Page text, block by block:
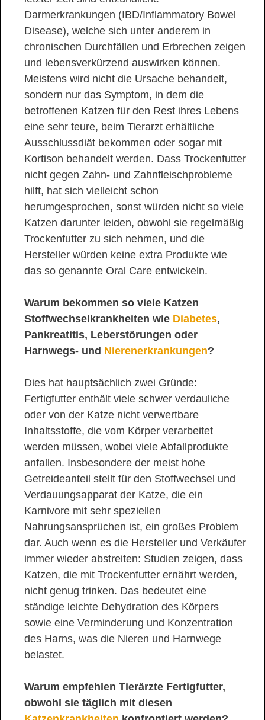
Darmerkrankungen (IBD/Inflammatory Bowel
Disease), welche sich unter anderem in
chronischen Durchfällen und Erbrechen zeigen
und lebensverkürzend auswirken können.
Meistens wird nicht die Ursache behandelt,
sondern nur das Symptom, in dem die
betroffenen Katzen für den Rest ihres Lebens
eine sehr teure, beim Tierarzt erhältliche
Ausschlussdiät bekommen oder sogar mit
Kortison behandelt werden. Dass Trockenfutter
nicht gegen Zahn- und Zahnfleischprobleme
hilft, hat sich vielleicht schon
herumgesprochen, sonst würden nicht so viele
Katzen darunter leiden, obwohl sie regelmäßig
Trockenfutter zu sich nehmen, und die
Hersteller würden keine extra Produkte wie
das so genannte Oral Care entwickeln.
Warum bekommen so viele Katzen
Stoffwechselkrankheiten wie Diabetes,
Pankreatitis, Leberstörungen oder
Harnwegs- und Nierenerkrankungen?
Dies hat hauptsächlich zwei Gründe:
Fertigfutter enthält viele schwer verdauliche
oder von der Katze nicht verwertbare
Inhaltsstoffe, die vom Körper verarbeitet
werden müssen, wobei viele Abfallprodukte
anfallen. Insbesondere der meist hohe
Getreideanteil stellt für den Stoffwechsel und
Verdauungsapparat der Katze, die ein
Karnivore mit sehr speziellen
Nahrungsansprüchen ist, ein großes Problem
dar. Auch wenn es die Hersteller und Verkäufer
immer wieder abstreiten: Studien zeigen, dass
Katzen, die mit Trockenfutter ernährt werden,
nicht genug trinken. Das bedeutet eine
ständige leichte Dehydration des Körpers
sowie eine Verminderung und Konzentration
des Harns, was die Nieren und Harnwege
belastet.
Warum empfehlen Tierärzte Fertigfutter,
obwohl sie täglich mit diesen